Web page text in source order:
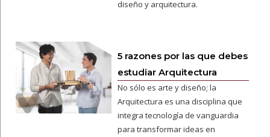
diseño y arquitectura.
5 razones por las que debes
estudiar Arquitectura
No sólo es arte y diseño; la
Arquitectura es una disciplina que
integra tecnología de vanguardia
para transformar ideas en